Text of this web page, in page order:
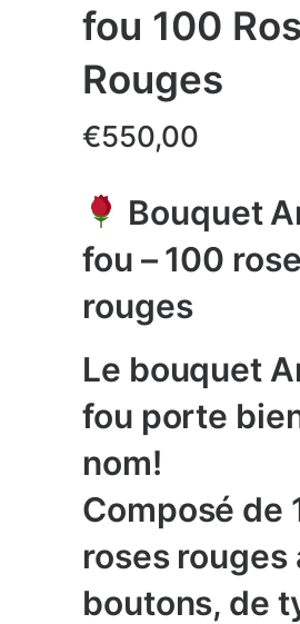
fou 100
Rouges
€550,00
Bouquet
fou – 100
rouges
Le bouquet
fou porte
nom!
Composé de
roses rouges
boutons, de